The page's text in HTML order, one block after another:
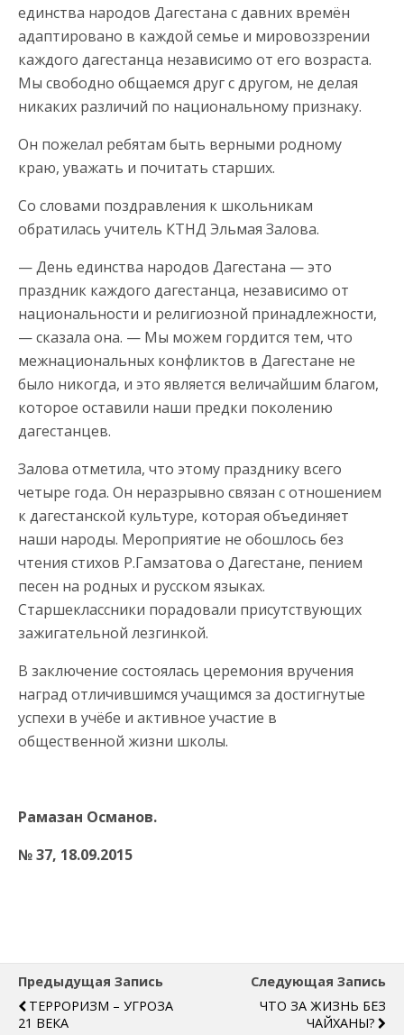
единства народов Дагестана с давних времён
адаптировано в каждой семье и мировоззрении
каждого дагестанца независимо от его возраста.
Мы свободно общаемся друг с другом, не делая
никаких различий по национальному признаку.
Он пожелал ребятам быть верными родному
краю, уважать и почитать старших.
Со словами поздравления к школьникам
обратилась учитель КТНД Эльмая Залова.
— День единства народов Дагестана — это
праздник каждого дагестанца, независимо от
национальности и религиозной принадлежности,
— сказала она. — Мы можем гордится тем, что
межнациональных конфликтов в Дагестане не
было никогда, и это является величайшим благом,
которое оставили наши предки поколению
дагестанцев.
Залова отметила, что этому празднику всего
четыре года. Он неразрывно связан с отношением
к дагестанской культуре, которая объединяет
наши народы. Мероприятие не обошлось без
чтения стихов Р.Гамзатова о Дагестане, пением
песен на родных и русском языках.
Старшеклассники порадовали присутствующих
зажигательной лезгинкой.
В заключение состоялась церемония вручения
наград отличившимся учащимся за достигнутые
успехи в учёбе и активное участие в
общественной жизни школы.
Рамазан Османов.
№ 37, 18.09.2015
Предыдущая Запись
ТЕРРОРИЗМ – УГРОЗА
21 ВЕКА
Следующая Запись
ЧТО ЗА ЖИЗНЬ БЕЗ
ЧАЙХАНЫ?